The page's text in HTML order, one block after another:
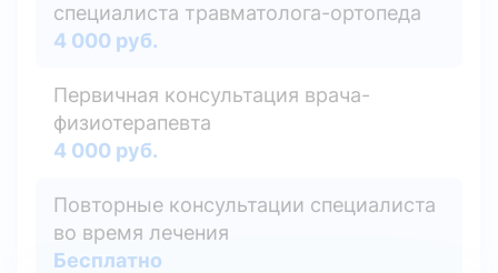
специалиста травматолога-ортопеда
4 000 руб.
Первичная консультация врача-
физиотерапевта
4 000 руб.
Повторные консультации специалиста
во время лечения
Бесплатно